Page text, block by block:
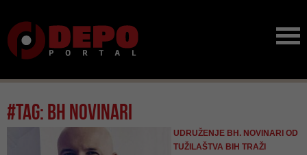
#tag: bh novinari
UDRUŽENJE BH. NOVINARI OD
TUŽILAŠTVA BIH TRAŽI